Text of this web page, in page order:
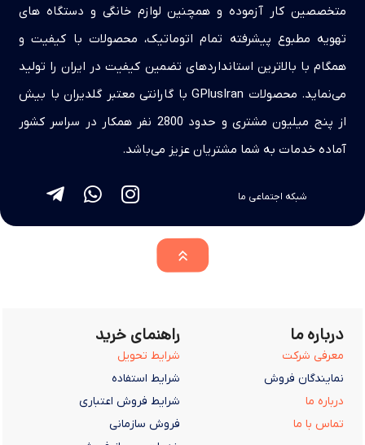
متخصصین کار آزموده و همچنین لوازم خانگی و دستگاه های
تهویه مطبوع پیشرفته تمام اتوماتیک، محصولات با کیفیت و
همگام با بالاترین استانداردهای تضمین کیفیت در ایران را تولید
می‌نماید. محصولات GPlusIran با گارانتی معتبر گلدیران با بیش
از پنج میلیون مشتری و حدود 2800 نفر همکار در سراسر کشور
آماده خدمات به شما مشتریان عزیز می‌باشد.
شبکه اجتماعی ما
درباره ما
معرفی شرکت
نمایندگان فروش
درباره ما
تماس با ما
راهنمای خرید
شرایط تحویل
شرایط استفاده
شرایط فروش اعتباری
فروش سازمانی